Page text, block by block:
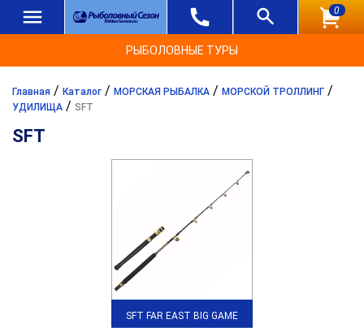
0
РЫБОЛОВНЫЕ ТУРЫ
Главная / Каталог / МОРСКАЯ РЫБАЛКА / МОРСКОЙ ТРОЛЛИНГ /
УДИЛИЩА / SFT
SFT
SFT FAR EAST BIG GAME